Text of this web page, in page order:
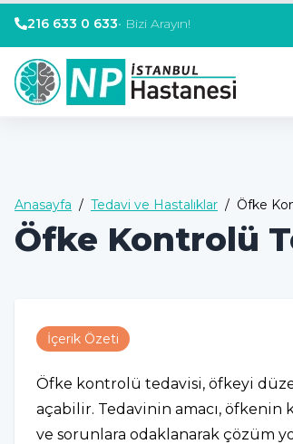
216 633 0 633• Bizi Arayın!
Anasayfa / Tedavi ve Hastalıklar / Öfke
Öfke Kontrolü
İçerik Özeti
Öfke kontrolü tedavisi, öfkeyi
açabilir. Tedavinin amacı,
ve sorunlara odaklanarak çözüm